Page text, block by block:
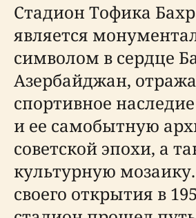
Стадион Тофика
является
символом в сердце
Азербайджан,
спортивное
и ее самобытную
советской эпохи, а
культурную
своего открытия в